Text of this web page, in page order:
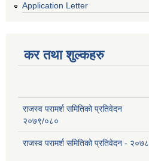
Application Letter
कर तथा शुल्कहरु
राजस्व परामर्श समितिको प्रतिवेदन
२०७९/०८०
राजस्व परामर्श समितिको प्रतिवेदन - २०७८